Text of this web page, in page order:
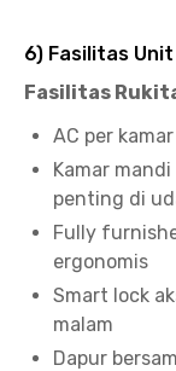
6) Fasilitas
Fasilitas
AC per
Kamar
penting di
Fully
ergonomis
Smart lock
malam
Dapur